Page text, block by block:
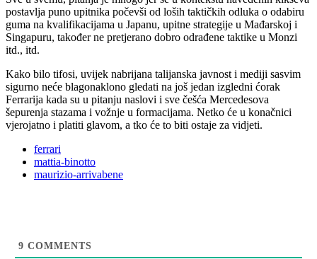
postavlja puno upitnika počevši od loših taktičkih odluka o odabiru
guma na kvalifikacijama u Japanu, upitne strategije u Mađarskoj i
Singapuru, također ne pretjerano dobro odrađene taktike u Monzi
itd., itd.
Kako bilo tifosi, uvijek nabrijana talijanska javnost i mediji sasvim
sigurno neće blagonaklono gledati na još jedan izgledni ćorak
Ferrarija kada su u pitanju naslovi i sve češća Mercedesova
šepurenja stazama i vožnje u formacijama. Netko će u konačnici
vjerojatno i platiti glavom, a tko će to biti ostaje za vidjeti.
ferrari
mattia-binotto
maurizio-arrivabene
9 COMMENTS